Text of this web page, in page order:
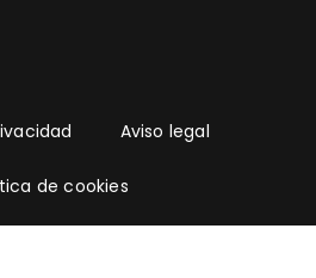
Aviso legal
de cookies